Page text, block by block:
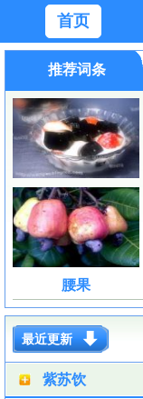
首页
推荐词条
腰果
最近更新
紫苏饮